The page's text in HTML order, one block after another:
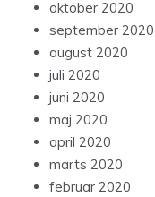
oktober 2020
september 2020
august 2020
juli 2020
juni 2020
maj 2020
april 2020
marts 2020
februar 2020